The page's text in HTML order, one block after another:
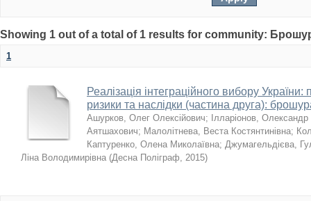
Showing 1 out of a total of 1 results for community:
1
Реалізація інтеграційного вибору
ризики та наслідки (частина друга):
Ашурков, Олег Олексійович; Ілларіонов,
Аятшахович; Малолітнева, Веста Костянтинівна;
Каптуренко, Олена Миколаївна; Джумагельдієва,
Ліна Володимирівна (Десна Поліграф, 2015)